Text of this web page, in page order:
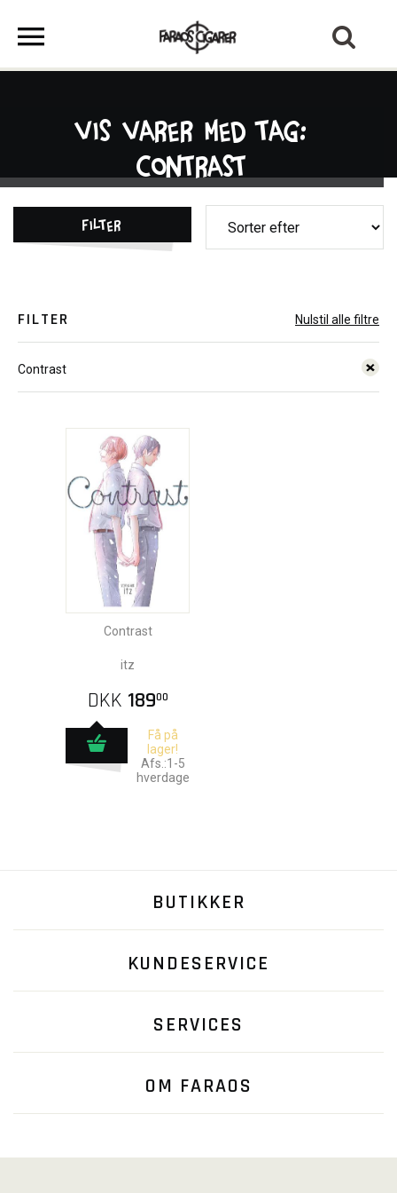
Vis varer med tag:
Contrast
Filter
FILTER Nulstil alle filtre
Contrast
Contrast
itz
DKK 18900
Få på
lager!
Afs.:1-5
hverdage
BUTIKKER
KUNDESERVICE
SERVICES
OM FARAOS